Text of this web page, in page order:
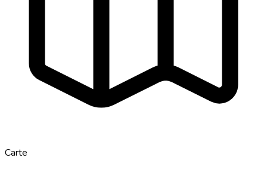
Carte